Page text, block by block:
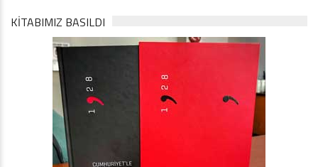
KİTABIMIZ BASILDI